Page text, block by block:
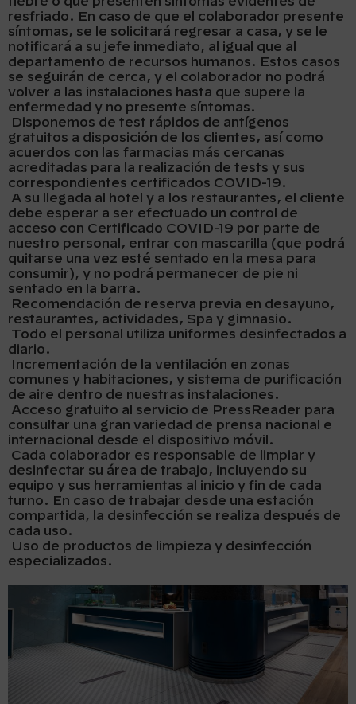
resfriado. En caso de que el colaborador presente
síntomas, se le solicitará regresar a casa, y se le
notificará a su jefe inmediato, al igual que al
departamento de recursos humanos. Estos casos
se seguirán de cerca, y el colaborador no podrá
volver a las instalaciones hasta que supere la
enfermedad y no presente síntomas.
Disponemos de test rápidos de antígenos
gratuitos a disposición de los clientes, así como
acuerdos con las farmacias más cercanas
acreditadas para la realización de tests y sus
correspondientes certificados COVID-19.
A su llegada al hotel y a los restaurantes, el cliente
debe esperar a ser efectuado un control de
acceso con Certificado COVID-19 por parte de
nuestro personal, entrar con mascarilla (que podrá
quitarse una vez esté sentado en la mesa para
consumir), y no podrá permanecer de pie ni
sentado en la barra.
Recomendación de reserva previa en desayuno,
restaurantes, actividades, Spa y gimnasio.
Todo el personal utiliza uniformes desinfectados a
diario.
Incrementación de la ventilación en zonas
comunes y habitaciones, y sistema de purificación
de aire dentro de nuestras instalaciones.
Acceso gratuito al servicio de PressReader para
consultar una gran variedad de prensa nacional e
internacional desde el dispositivo móvil.
Cada colaborador es responsable de limpiar y
desinfectar su área de trabajo, incluyendo su
equipo y sus herramientas al inicio y fin de cada
turno. En caso de trabajar desde una estación
compartida, la desinfección se realiza después de
cada uso.
Uso de productos de limpieza y desinfección
especializados.